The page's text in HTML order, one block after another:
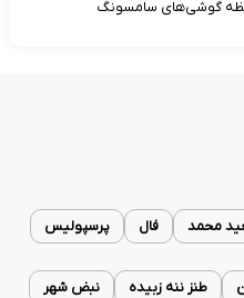
گوشی‌های سامسونگ
محمد فال پرسپولیس
طنز ننه زبیده نبض شهر